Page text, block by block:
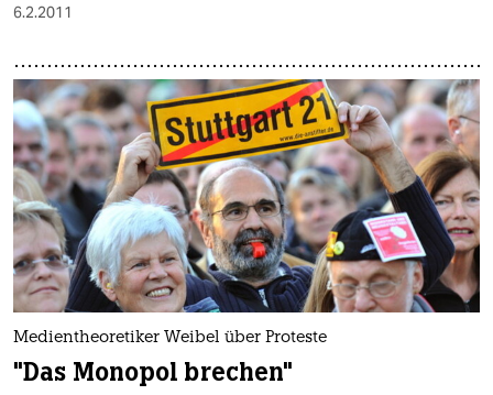
6.2.2011
Medientheoretiker Weibel über Proteste
"Das Monopol brechen"